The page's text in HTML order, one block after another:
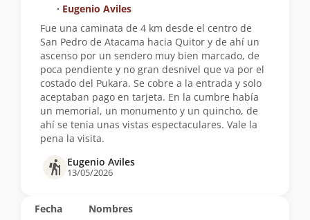
Fecha Nombres
∙ Eugenio Aviles
Fue una caminata de 4 km desde el centro de
San Pedro de Atacama hacia Quitor y de ahí un
ascenso por un sendero muy bien marcado, de
poca pendiente y no gran desnivel que va por el
costado del Pukara. Se cobre a la entrada y solo
aceptaban pago en tarjeta. En la cumbre había
un memorial, un monumento y un quincho, de
ahí se tenia unas vistas espectaculares. Vale la
pena la visita.
Eugenio Aviles
13/05/2026